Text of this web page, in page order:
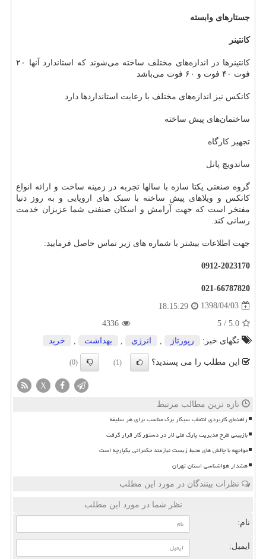
جستارهای وابسته
کانتینر
کانتینرها در اندازه‌های مختلف ساخته می‌شوند که استاندارد آنها ۲۰
فوت ۴۰ فوت و ۶۰ فوت می‌باشد
کانکس نیز اندازه‌های مختلف با رعایت استانداردها دارد
ساختمان‌های پیش ساخته
تجهیز کارگاه
ساندویچ پانل
گروه صنعتی یکتا سازه با سالها تجربه در زمینه ساخت و ارائه انواع
کانکس و ویلاهای پیش ساخته با سبک های اروپایی و به روز دنیا
مفتخر است که جهت آرامش و اسکان صنفنی شما عزیزان خدمت
رسانی کند.
جهت اطلاعات بیشتر با شماره های زیر تماس حاصل فرمایید:
0912-2023170
021-66787820
1398/04/03
18:15:29
5.0
/
5
4336
تگهای خبر:
رپورتاژ انرژی بهداشت خرید
این مطلب را می پسندید؟ (1)
(0)
X
تازه ترین مطالب مرتبط
راهنمای کاربردی انتخاب سیگار برگ مناسب برای هر سلیقه
بازبینی طرح مدیریت پارک ملی لار در دستور کار قرار گرفت
مواجهه با چالش های محیط زیست نیازمند حکمرانی یکپارچه است
هشدار هواشناسی استان تهران
نظرات بینندگان در مورد این مطلب
نظر شما در مورد این مطلب
نام:
ایمیل: